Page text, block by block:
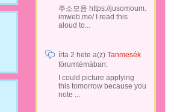
주소모음 https://jusomoum.
imweb.me/ I read this
aloud to...
írta 2 hete a(z) Tanmesék
fórumtémában:
I could picture applying
this tomorrow because you
note ...